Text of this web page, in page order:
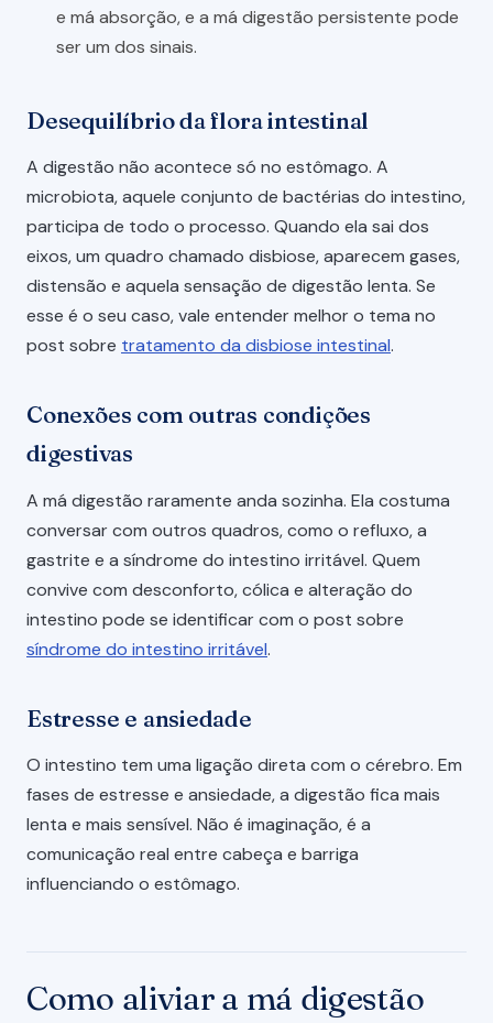
e má absorção, e a má digestão persistente pode
ser um dos sinais.
Desequilíbrio da flora intestinal
A digestão não acontece só no estômago. A
microbiota, aquele conjunto de bactérias do intestino,
participa de todo o processo. Quando ela sai dos
eixos, um quadro chamado disbiose, aparecem gases,
distensão e aquela sensação de digestão lenta. Se
esse é o seu caso, vale entender melhor o tema no
post sobre tratamento da disbiose intestinal.
Conexões com outras condições
digestivas
A má digestão raramente anda sozinha. Ela costuma
conversar com outros quadros, como o refluxo, a
gastrite e a síndrome do intestino irritável. Quem
convive com desconforto, cólica e alteração do
intestino pode se identificar com o post sobre
síndrome do intestino irritável.
Estresse e ansiedade
O intestino tem uma ligação direta com o cérebro. Em
fases de estresse e ansiedade, a digestão fica mais
lenta e mais sensível. Não é imaginação, é a
comunicação real entre cabeça e barriga
influenciando o estômago.
Como aliviar a má digestão